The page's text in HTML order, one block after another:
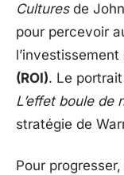
Culturesde
pour percevoir
l’investissement
(ROI). Le
L’effet boule de
stratégie de
Pour